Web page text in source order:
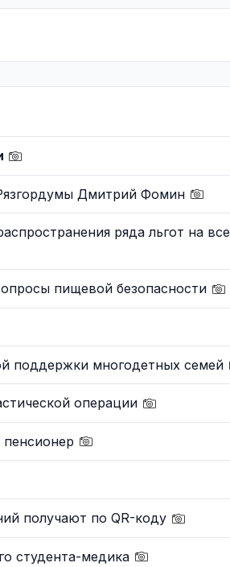
Дмитрий Фомин
ряда льгот на все
пищевой безопасности
поддержки многодетных семей
операции
получают по QR-коду
студента-медика